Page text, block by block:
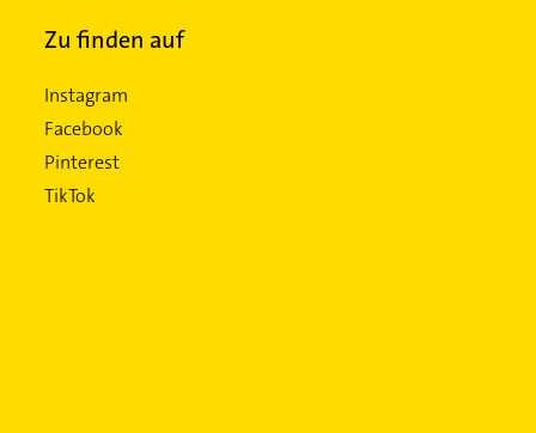
Zu finden auf
Instagram
Facebook
Pinterest
TikTok